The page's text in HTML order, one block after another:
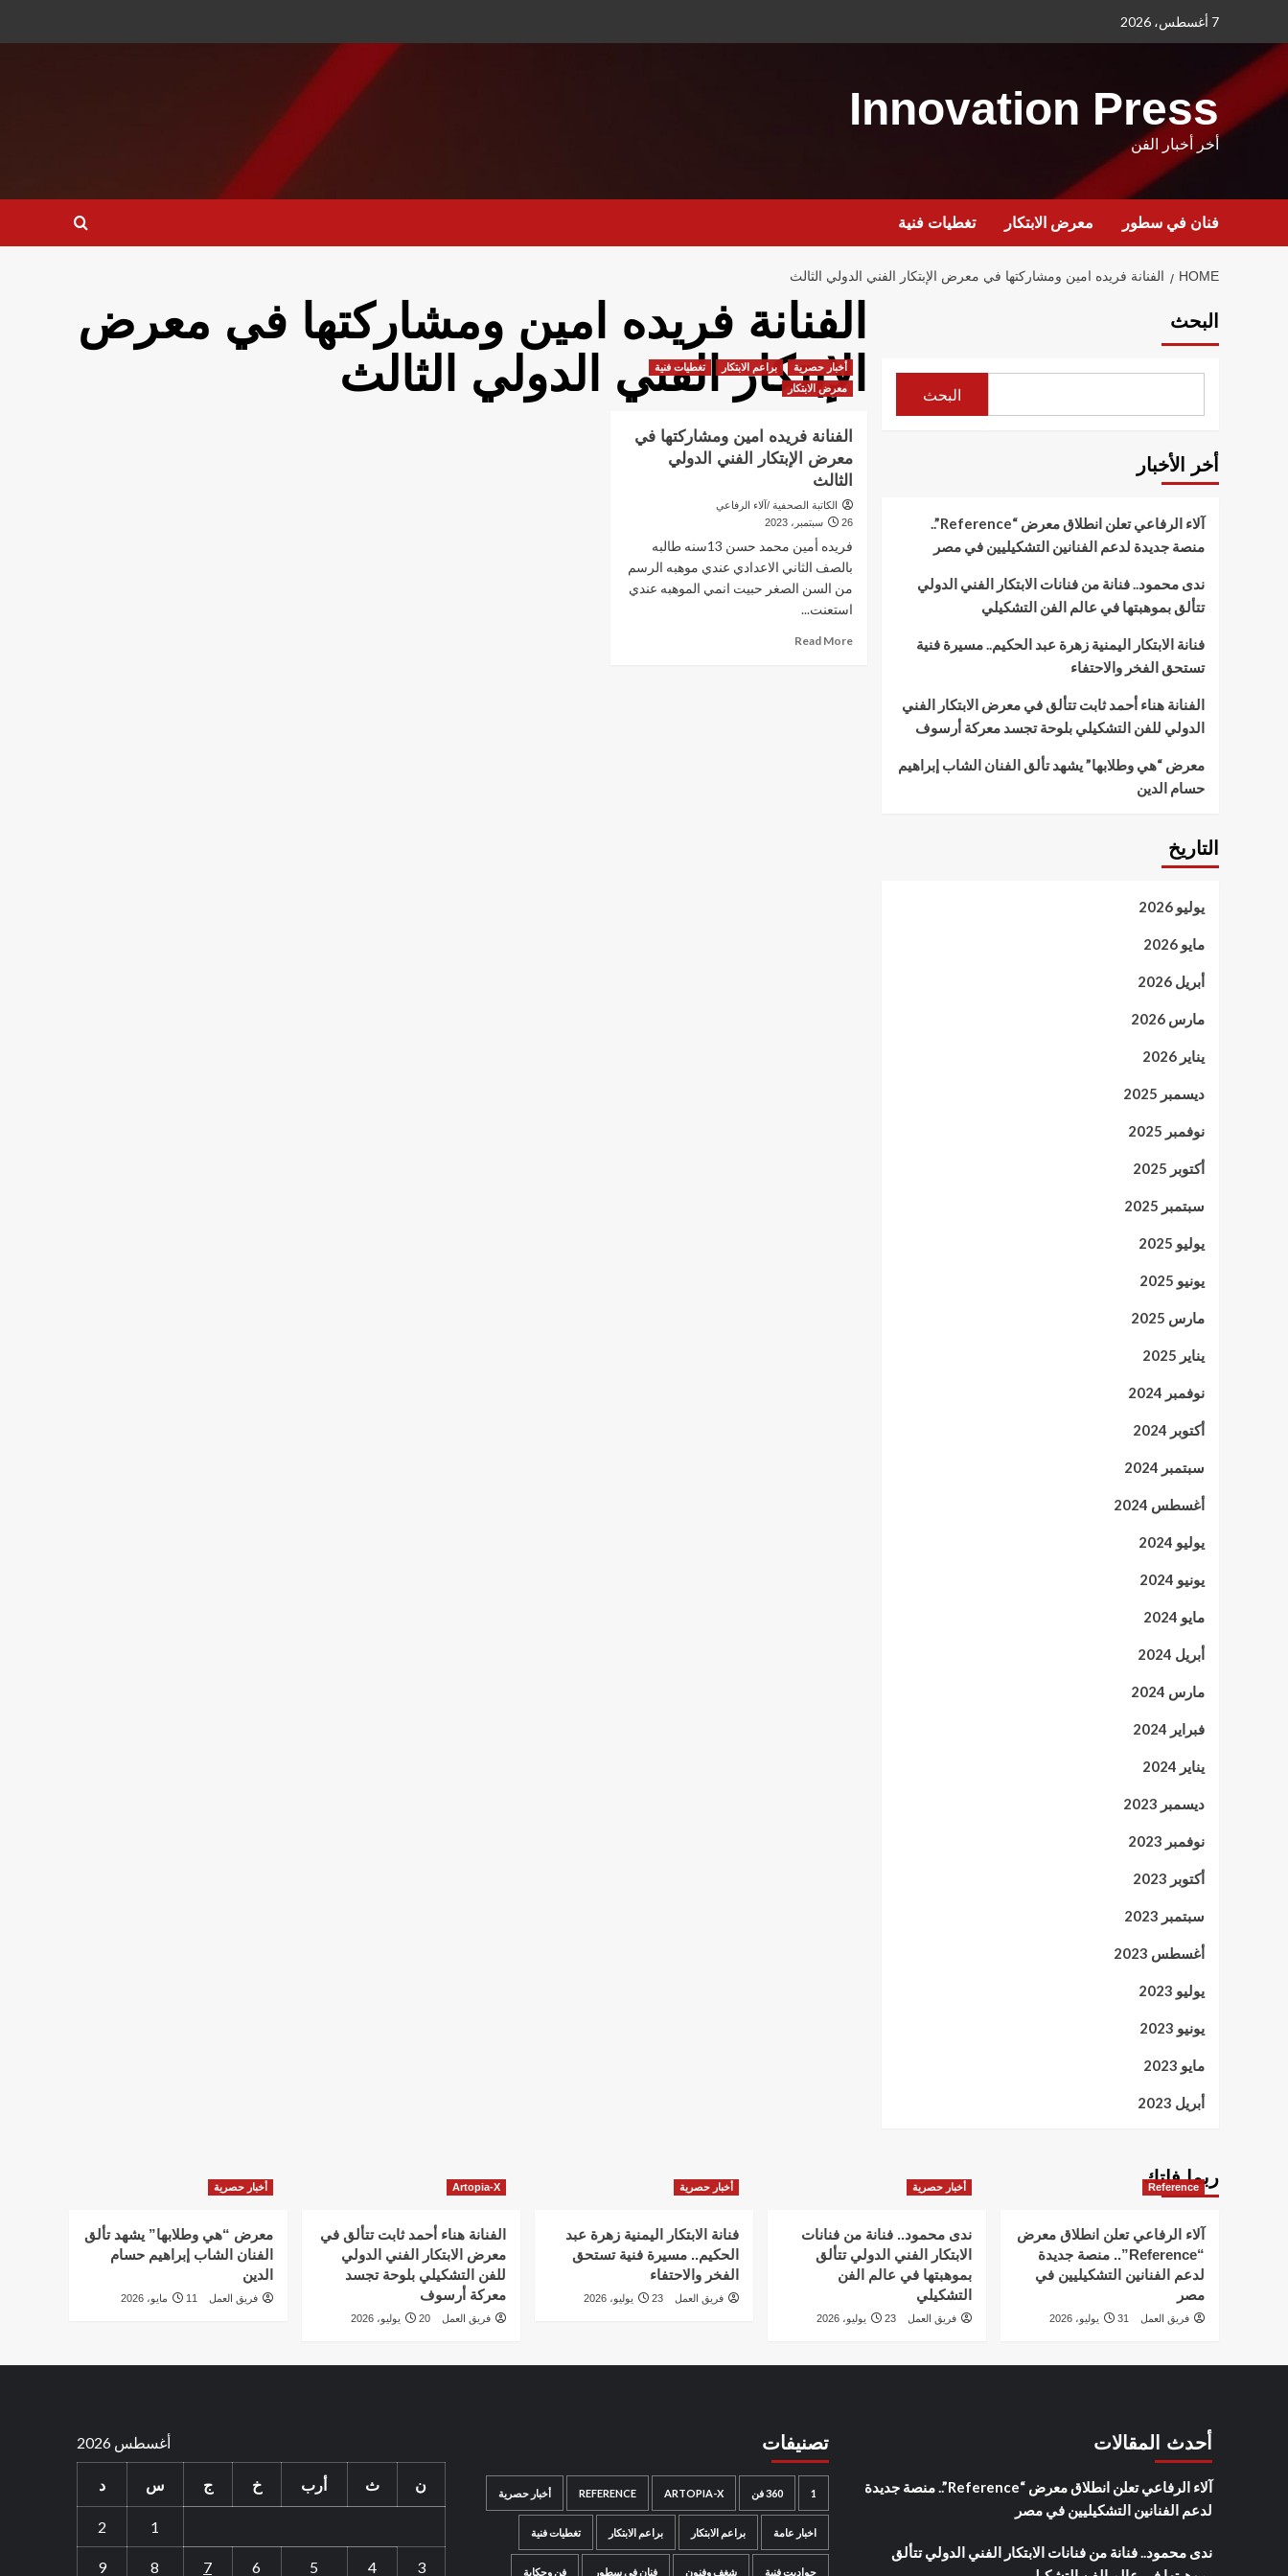
content
7 أغسطس، 2026
Innovation Press
أخر أخبار الفن
فنان في سطور معرض الابتكار تغطيات فنية
HOME الفنانة فريده امين ومشاركتها في معرض الإبتكار الفني الدولي الثالث
الفنانة فريده امين ومشاركتها في معرض
الإبتكار الفني الدولي الثالث
أخبار حصرية براعم الابتكار
تغطيات فنية
معرض الابتكار
الفنانة فريده امين ومشاركتها في
معرض الإبتكار الفني الدولي
الثالث
الكاتبة الصحفية /آلاء الرفاعي
26 سبتمبر، 2023
فريده أمين محمد حسن 13سنه طالبه
بالصف الثاني الاعدادي عندي موهبه الرسم
من السن الصغر حبيت انمي الموهبه عندي
استعنت...
Read More
البحث
البحث
أخر الأخبار
آلاء الرفاعي تعلن انطلاق معرض “Reference”..
منصة جديدة لدعم الفنانين التشكيليين في مصر
ندى محمود.. فنانة من فنانات الابتكار الفني الدولي
تتألق بموهبتها في عالم الفن التشكيلي
فنانة الابتكار اليمنية زهرة عبد الحكيم.. مسيرة فنية
تستحق الفخر والاحتفاء
الفنانة هناء أحمد ثابت تتألق في معرض الابتكار الفني
الدولي للفن التشكيلي بلوحة تجسد معركة أرسوف
معرض “هي وطلابها” يشهد تألق الفنان الشاب إبراهيم
حسام الدين
التاريخ
يوليو 2026
مايو 2026
أبريل 2026
مارس 2026
يناير 2026
ديسمبر 2025
نوفمبر 2025
أكتوبر 2025
سبتمبر 2025
يوليو 2025
يونيو 2025
مارس 2025
يناير 2025
نوفمبر 2024
أكتوبر 2024
سبتمبر 2024
أغسطس 2024
يوليو 2024
يونيو 2024
مايو 2024
أبريل 2024
مارس 2024
فبراير 2024
يناير 2024
ديسمبر 2023
نوفمبر 2023
أكتوبر 2023
سبتمبر 2023
أغسطس 2023
يوليو 2023
يونيو 2023
مايو 2023
أبريل 2023
ربما فاتك
Reference
آلاء الرفاعي تعلن انطلاق معرض
“Reference”.. منصة جديدة
لدعم الفنانين التشكيليين في
مصر
فريق العمل 31 يوليو، 2026
أخبار حصرية
ندى محمود.. فنانة من فنانات
الابتكار الفني الدولي تتألق
بموهبتها في عالم الفن
التشكيلي
فريق العمل 23 يوليو، 2026
أخبار حصرية
فنانة الابتكار اليمنية زهرة عبد
الحكيم.. مسيرة فنية تستحق
الفخر والاحتفاء
فريق العمل 23 يوليو، 2026
Artopia-X
الفنانة هناء أحمد ثابت تتألق في
معرض الابتكار الفني الدولي
للفن التشكيلي بلوحة تجسد
معركة أرسوف
فريق العمل 20 يوليو، 2026
أخبار حصرية
معرض “هي وطلابها” يشهد تألق
الفنان الشاب إبراهيم حسام
الدين
فريق العمل 11 مايو، 2026
أحدث المقالات
آلاء الرفاعي تعلن انطلاق معرض “Reference”.. منصة جديدة
لدعم الفنانين التشكيليين في مصر
ندى محمود.. فنانة من فنانات الابتكار الفني الدولي تتألق
تصنيفات
1 360 فن ARTOPIA-X
REFERENCE أخبار حصرية
اخبار عامة براعم الابتكار براعم الابتكار تغطيات فنية
حواديت فنية شغف وفنون فنان في سطور فن وحكاية
أغسطس 2026
ن ث أرب خ ج س د
1
2
3
4
5
6
7
8
9